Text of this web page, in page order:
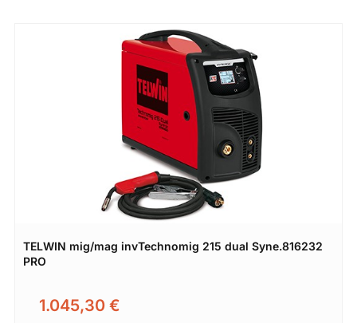
TELWIN mig/mag invTechnomig 215 dual Syne.816232
PRO
1.045,30 €